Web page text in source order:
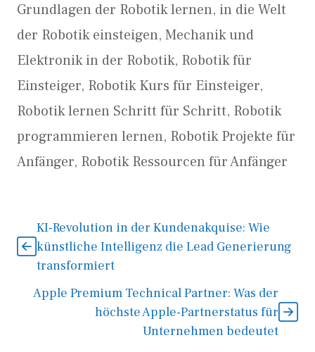
Grundlagen der Robotik lernen, in die Welt
der Robotik einsteigen, Mechanik und
Elektronik in der Robotik, Robotik für
Einsteiger, Robotik Kurs für Einsteiger,
Robotik lernen Schritt für Schritt, Robotik
programmieren lernen, Robotik Projekte für
Anfänger, Robotik Ressourcen für Anfänger
KI-Revolution in der Kundenakquise: Wie
künstliche Intelligenz die Lead Generierung
transformiert
Apple Premium Technical Partner: Was der
höchste Apple-Partnerstatus für
Unternehmen bedeutet